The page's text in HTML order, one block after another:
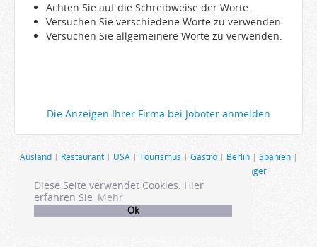
Diese Seite verwendet Cookies. Hier
erfahren Sie Mehr
Ok
JobWiki
Berufe
Achten Sie auf die Schreibweise der Worte.
Versuchen Sie verschiedene Worte zu verwenden.
Versuchen Sie allgemeinere Worte zu verwenden.
Die Anzeigen Ihrer Firma bei Joboter anmelden
Ausland| Restaurant| USA | Tourismus| Gastro| Berlin| Spanien|
Manager